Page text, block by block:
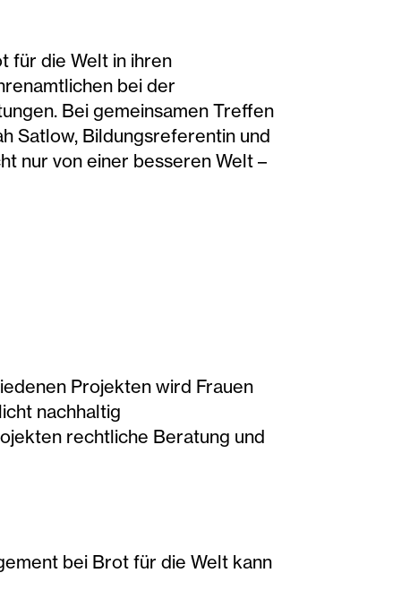
für die Welt in ihren
bei der
Bei gemeinsamen Treffen
Satlow, Bildungsreferentin und
nur von einer besseren Welt –
Projekten wird Frauen
nachhaltig
rechtliche Beratung und
bei Brot für die Welt kann